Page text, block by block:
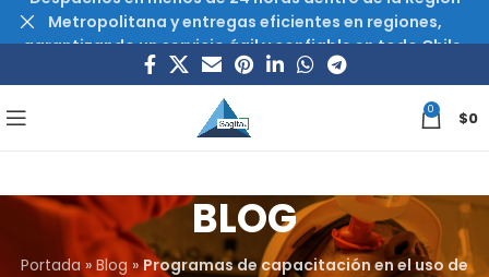
0 $0
BLOG
Portada» Blog »Programas de capacitación en el uso de
Metropolitana y entregas eficientes en regiones,
garantizando un servicio ágil y confiable en todo Chile.